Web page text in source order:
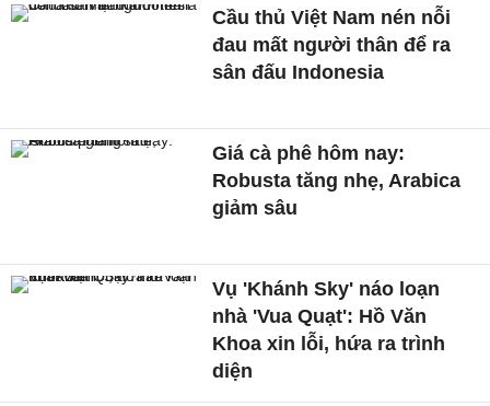
Cầu thủ Việt Nam nén nỗi
đau mất người thân để ra
sân đấu Indonesia
Giá cà phê hôm nay:
Robusta tăng nhẹ, Arabica
giảm sâu
Vụ 'Khánh Sky' náo loạn
nhà 'Vua Quạt': Hồ Văn
Khoa xin lỗi, hứa ra trình
diện